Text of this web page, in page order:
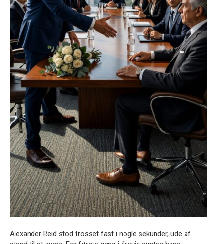
Alexander Reid stod frosset fast i nogle sekunder, ude af